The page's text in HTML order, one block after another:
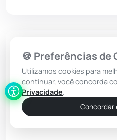
Esportes
1win casino
análise de
app e
🍪 Preferências de
Utilizamos cookies para
continuar, você concorda
Privacidade.
Concordar